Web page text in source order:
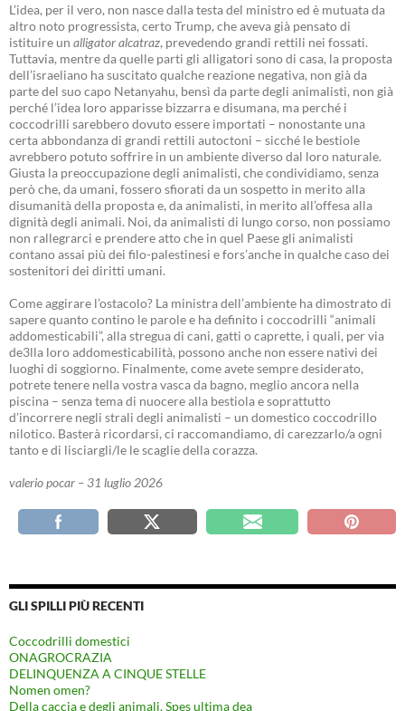
L’idea, per il vero, non nasce dalla testa del ministro ed è mutuata da
altro noto progressista, certo Trump, che aveva già pensato di
istituire un alligator alcatraz, prevedendo grandi rettili nei fossati.
Tuttavia, mentre da quelle parti gli alligatori sono di casa, la proposta
dell’israeliano ha suscitato qualche reazione negativa, non già da
parte del suo capo Netanyahu, bensì da parte degli animalisti, non già
perché l’idea loro apparisse bizzarra e disumana, ma perché i
coccodrilli sarebbero dovuto essere importati – nonostante una
certa abbondanza di grandi rettili autoctoni – sicché le bestiole
avrebbero potuto soffrire in un ambiente diverso dal loro naturale.
Giusta la preoccupazione degli animalisti, che condividiamo, senza
però che, da umani, fossero sfiorati da un sospetto in merito alla
disumanità della proposta e, da animalisti, in merito all’offesa alla
dignità degli animali. Noi, da animalisti di lungo corso, non possiamo
non rallegrarci e prendere atto che in quel Paese gli animalisti
contano assai più dei filo-palestinesi e fors’anche in qualche caso dei
sostenitori dei diritti umani.
Come aggirare l’ostacolo? La ministra dell’ambiente ha dimostrato di
sapere quanto contino le parole e ha definito i coccodrilli “animali
addomesticabili”, alla stregua di cani, gatti o caprette, i quali, per via
de3lla loro addomesticabilità, possono anche non essere nativi dei
luoghi di soggiorno. Finalmente, come avete sempre desiderato,
potrete tenere nella vostra vasca da bagno, meglio ancora nella
piscina – senza tema di nuocere alla bestiola e soprattutto
d’incorrere negli strali degli animalisti – un domestico coccodrillo
nilotico. Basterà ricordarsi, ci raccomandiamo, di carezzarlo/a ogni
tanto e di lisciargli/le le scaglie della corazza.
valerio pocar – 31 luglio 2026
GLI SPILLI PIÙ RECENTI
Coccodrilli domestici
ONAGROCRAZIA
DELINQUENZA A CINQUE STELLE
Nomen omen?
Della caccia e degli animali. Spes ultima dea